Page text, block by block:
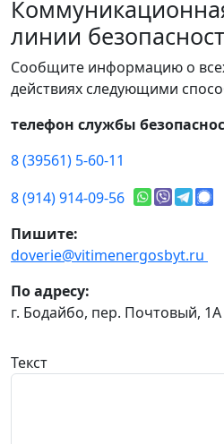
линии
Сообщите информацию о
действиях следующими
телефон службы
8 (39561) 5-60-11
8 (914) 914-09-56
Пишите:
doverie@vitimenergosbyt.ru
По адресу:
г. Бодайбо, пер. Почтовый, 1А
Текст